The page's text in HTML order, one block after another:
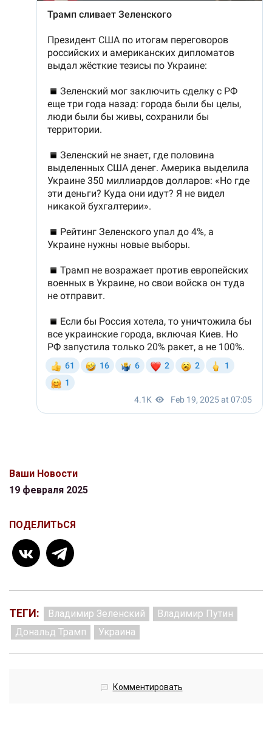
Ваши Новости
19 февраля 2025
ПОДЕЛИТЬСЯ
ТЕГИ: Владимир Зеленский
Владимир Путин
Дональд Трамп
Украина
Комментировать